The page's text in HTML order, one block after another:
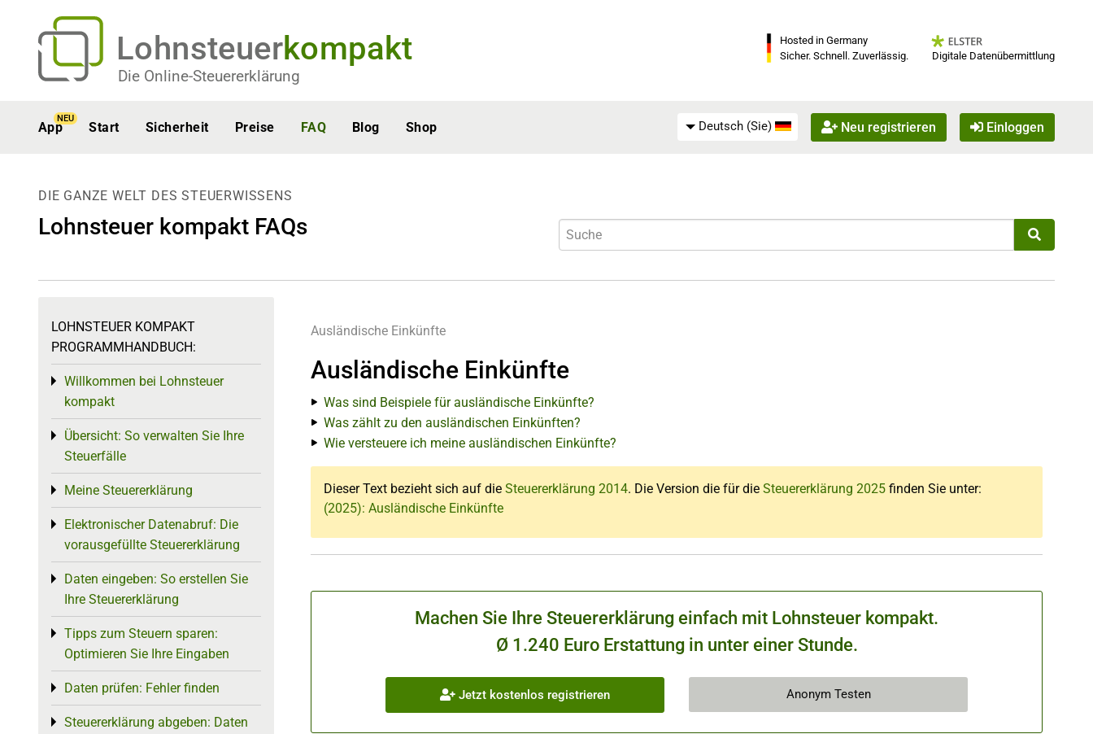
Lohnsteuerkompakt
Die Online-Steuererklärung
Hosted in Germany
Sicher. Schnell. Zuverlässig.
Digitale Datenübermittlung
App
NEU
Start Sicherheit Preise FAQ Blog Shop Deutsch (Sie) Neu registrieren Einloggen
DIE GANZE WELT DES STEUERWISSENS
Lohnsteuer kompakt FAQs
Ausländische Einkünfte
Ausländische Einkünfte
Was sind Beispiele für ausländische Einkünfte?
Was zählt zu den ausländischen Einkünften?
Wie versteuere ich meine ausländischen Einkünfte?
Dieser Text bezieht sich auf die Steuererklärung 2014. Die Version die für die Steuererklärung 2025 finden Sie unter:
(2025): Ausländische Einkünfte
Machen Sie Ihre Steuererklärung einfach mit Lohnsteuer kompakt.
Ø 1.240 Euro Erstattung in unter einer Stunde.
Jetzt kostenlos registrieren Anonym Testen
LOHNSTEUER KOMPAKT
PROGRAMMHANDBUCH:
Willkommen bei Lohnsteuer
kompakt
Toggle menu
Übersicht: So verwalten Sie Ihre
Steuerfälle
Toggle menu
Meine Steuererklärung
Toggle menu
Elektronischer Datenabruf: Die
vorausgefüllte Steuererklärung
Toggle menu
Daten eingeben: So erstellen Sie
Ihre Steuererklärung
Toggle menu
Tipps zum Steuern sparen:
Optimieren Sie Ihre Eingaben
Toggle menu
Daten prüfen: Fehler finden
Toggle menu
Steuererklärung abgeben: Daten
Toggle menu